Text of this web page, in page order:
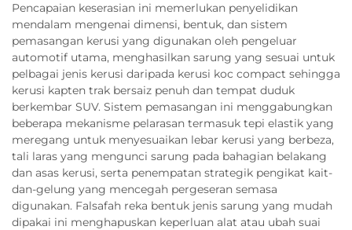
Pencapaian keserasian ini memerlukan penyelidikan
mendalam mengenai dimensi, bentuk, dan sistem
pemasangan kerusi yang digunakan oleh pengeluar
automotif utama, menghasilkan sarung yang sesuai untuk
pelbagai jenis kerusi daripada kerusi koc compact sehingga
kerusi kapten trak bersaiz penuh dan tempat duduk
berkembar SUV. Sistem pemasangan ini menggabungkan
beberapa mekanisme pelarasan termasuk tepi elastik yang
meregang untuk menyesuaikan lebar kerusi yang berbeza,
tali laras yang mengunci sarung pada bahagian belakang
dan asas kerusi, serta penempatan strategik pengikat kait-
dan-gelung yang mencegah pergeseran semasa
digunakan. Falsafah reka bentuk jenis sarung yang mudah
dipakai ini menghapuskan keperluan alat atau ubah suai